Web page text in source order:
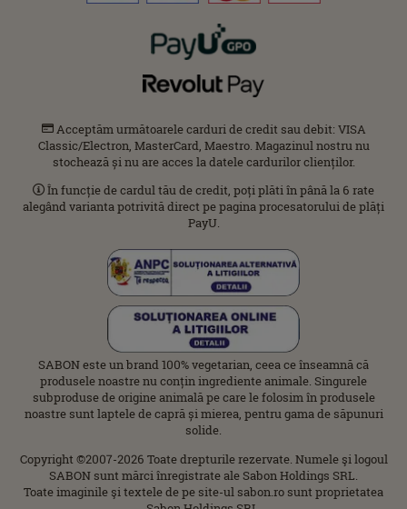
Acceptăm următoarele carduri de credit sau debit: VISA
Classic/Electron, MasterCard, Maestro. Magazinul nostru nu
stochează și nu are acces la datele cardurilor clienților.
În funcție de cardul tău de credit, poți plăti în până la 6 rate
alegând varianta potrivită direct pe pagina procesatorului de plăți
PayU.
SABON este un brand 100% vegetarian, ceea ce înseamnă că
produsele noastre nu conțin ingrediente animale. Singurele
subproduse de origine animală pe care le folosim în produsele
noastre sunt laptele de capră și mierea, pentru gama de săpunuri
solide.
Copyright ©2007-2026 Toate drepturile rezervate. Numele şi logoul
SABON sunt mărci înregistrate ale Sabon Holdings SRL.
Toate imaginile şi textele de pe site-ul sabon.ro sunt proprietatea